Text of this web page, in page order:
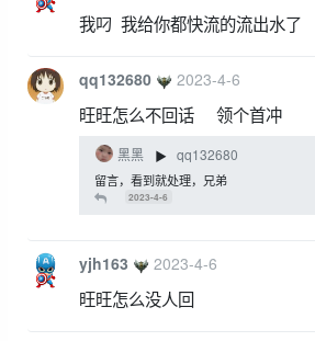
我叼 我给你都快流的流出水了
qq132680 2023-4-6
旺旺怎么不回话 领个首冲
黑黑 ▶qq132680
留言，看到就处理，兄弟
2023-4-6
yjh163 2023-4-6
旺旺怎么没人回